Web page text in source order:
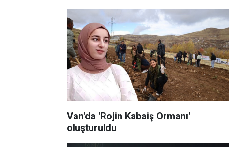
Van'da 'Rojin Kabaiş Ormanı'
oluşturuldu